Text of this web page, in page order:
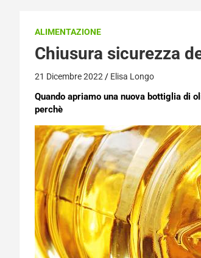
ALIMENTAZIONE
Chiusura sicurezza
21 Dicembre 2022 Elisa Longo
Quando apriamo una nuova bottiglia di
perchè